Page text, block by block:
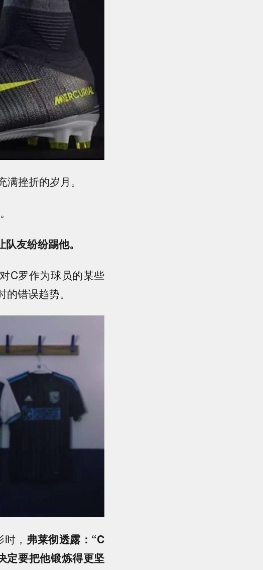
挫折的岁月。
友纷纷踢他。
C罗作为球员的某些
错误趋势。
， 弗莱彻透露：“C
定要把他锻炼得更坚